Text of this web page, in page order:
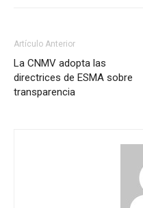
Artículo Anterior
La CNMV adopta las
directrices de ESMA sobre
transparencia